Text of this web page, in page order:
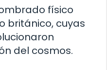
físico
británico, cuyas
del cosmos.